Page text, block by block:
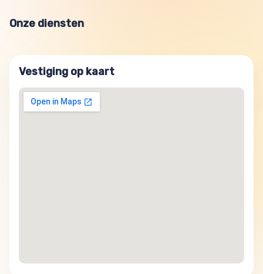
Onze diensten
Vestiging op kaart